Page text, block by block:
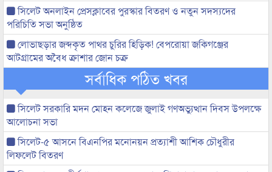
সিলেট অনলাইন প্রেসক্লাবের পুরস্কার বিতরণ ও নতুন সদস্যদের
পরিচিতি সভা অনুষ্ঠিত
লোভাছড়ার জব্দকৃত পাথর চুরির হিড়িক! বেপরোয়া জকিগঞ্জের
আটগ্রামের অবৈধ ক্রাশার জোন চক্র
সর্বাধিক পঠিত খবর
সিলেট সরকারি মদন মোহন কলেজে জুলাই গণঅভ্যুত্থান দিবস উপলক্ষে
আলোচনা সভা
সিলেট-৫ আসনে বিএনপির মনোনয়ন প্রত্যাশী আশিক চৌধুরীর
লিফলেট বিতরণ